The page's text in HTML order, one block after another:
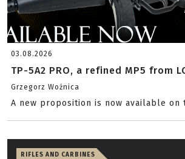
03.08.2026
TP-5A2 PRO, a refined MP5 from
Grzegorz Woźnica
A new proposition is now available on
RIFLES AND CARBINES